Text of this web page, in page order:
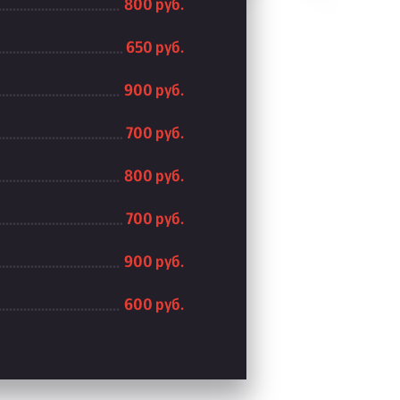
800 руб.
650 руб.
900 руб.
700 руб.
800 руб.
700 руб.
900 руб.
600 руб.